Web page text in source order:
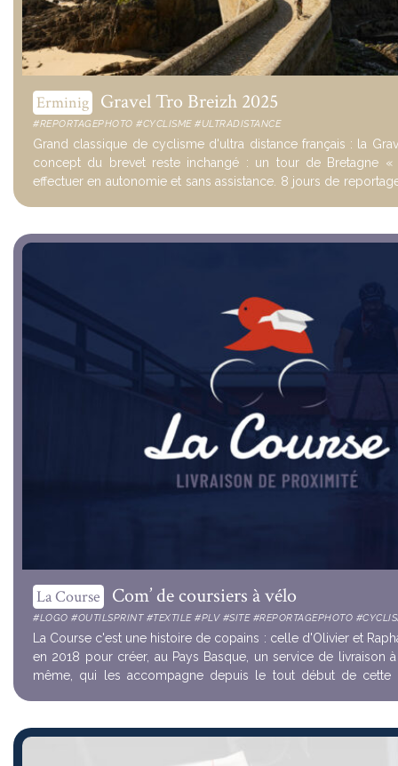
Erminig Gravel Tro Breizh 2025
#REPORTAGEPHOTO #CYCLISME #ULTRADISTANCE
Grand classique de cyclisme d'ultra distance français : la
concept du brevet reste inchangé : un tour de Bretagne «
effectuer en autonomie et sans assistance. 8 jours de
La Course Com’ de coursiers à vélo
#LOGO #OUTILSPRINT #TEXTILE #PLV #SITE #REPORTAGEPHOTO
La Course c'est une histoire de copains : celle d'Olivier et
en 2018 pour créer, au Pays Basque, un service de livraison
même, qui les accompagne depuis le tout début de cette